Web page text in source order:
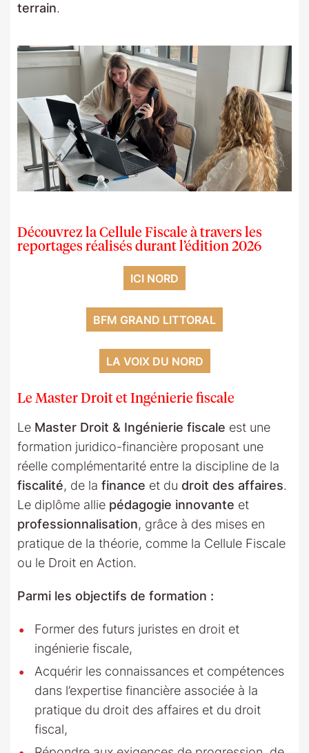
terrain.
Découvrez la Cellule Fiscale à travers les
reportages réalisés durant l’édition 2026
ICI NORD
BFM GRAND LITTORAL
LA VOIX DU NORD
Le Master Droit et Ingénierie fiscale
Le Master Droit & Ingénierie fiscale est une
formation juridico-financière proposant une
réelle complémentarité entre la discipline de la
fiscalité, de la finance et du droit des affaires.
Le diplôme allie pédagogie innovante et
professionnalisation, grâce à des mises en
pratique de la théorie, comme la Cellule Fiscale
ou le Droit en Action.
Parmi les objectifs de formation :
Former des futurs juristes en droit et
ingénierie fiscale,
Acquérir les connaissances et compétences
dans l’expertise financière associée à la
pratique du droit des affaires et du droit
fiscal,